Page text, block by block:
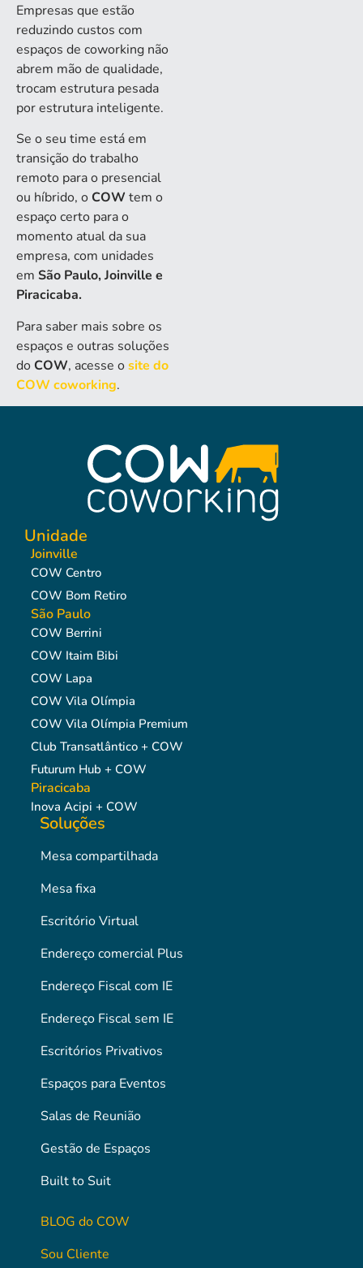
Empresas que estão
reduzindo custos com
espaços de coworking não
abrem mão de qualidade,
trocam estrutura pesada
por estrutura inteligente.
Se o seu time está em
transição do trabalho
remoto para o presencial
ou híbrido, o COW tem o
espaço certo para o
momento atual da sua
empresa, com unidades
em São Paulo, Joinville e
Piracicaba.
Para saber mais sobre os
espaços e outras soluções
do COW, acesse osite do
COW coworking.
Unidade
Joinville
COW Centro
COW Bom Retiro
São Paulo
COW Berrini
COW Itaim Bibi
COW Lapa
COW Vila Olímpia
COW Vila Olímpia Premium
Club Transatlântico + COW
Futurum Hub + COW
Piracicaba
Inova Acipi + COW
Soluções
Mesa compartilhada
Mesa fixa
Escritório Virtual
Endereço comercial Plus
Endereço Fiscal com IE
Endereço Fiscal sem IE
Escritórios Privativos
Espaços para Eventos
Salas de Reunião
Gestão de Espaços
Built to Suit
BLOG do COW
Sou Cliente